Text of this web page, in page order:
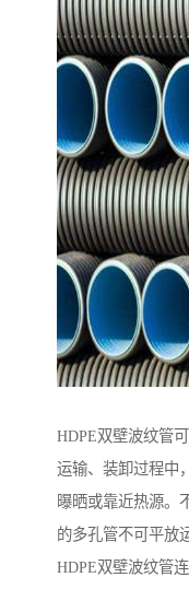
HDPE双壁波纹管
运输、装卸过程中
曝晒或靠近热源。
的多孔管不可平放
HDPE双壁波纹管